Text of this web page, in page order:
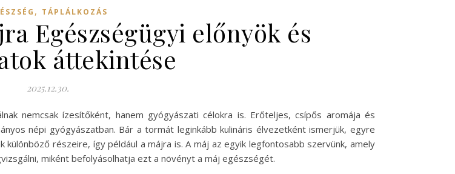
, TÁPLÁLKOZÁS
Egészségügyi előnyök és
áttekintése
2025.12.30.
nemcsak ízesítőként, hanem gyógyászati célokra is. Erőteljes, csípős aromája és
népi gyógyászatban. Bár a tormát leginkább kulináris élvezetként ismerjük, egyre
részeire, így például a májra is. A máj az egyik legfontosabb szervünk, amely
miként befolyásolhatja ezt a növényt a máj egészségét.